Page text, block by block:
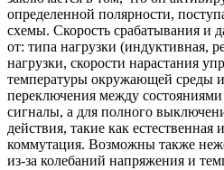
определенной полярности,
схемы. Скорость срабатывания и
от: типа нагрузки (индуктивная,
нагрузки, скорости нарастания
температуры окружающей среды
переключения между
сигналы, а для полного
действия, такие как естественная
коммутация. Возможны также
из-за колебаний напряжения и